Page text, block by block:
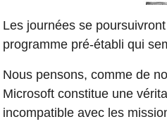
Les journées se
programme pré-établi qui
Nous pensons, comme de
Microsoft constitue une
incompatible avec les